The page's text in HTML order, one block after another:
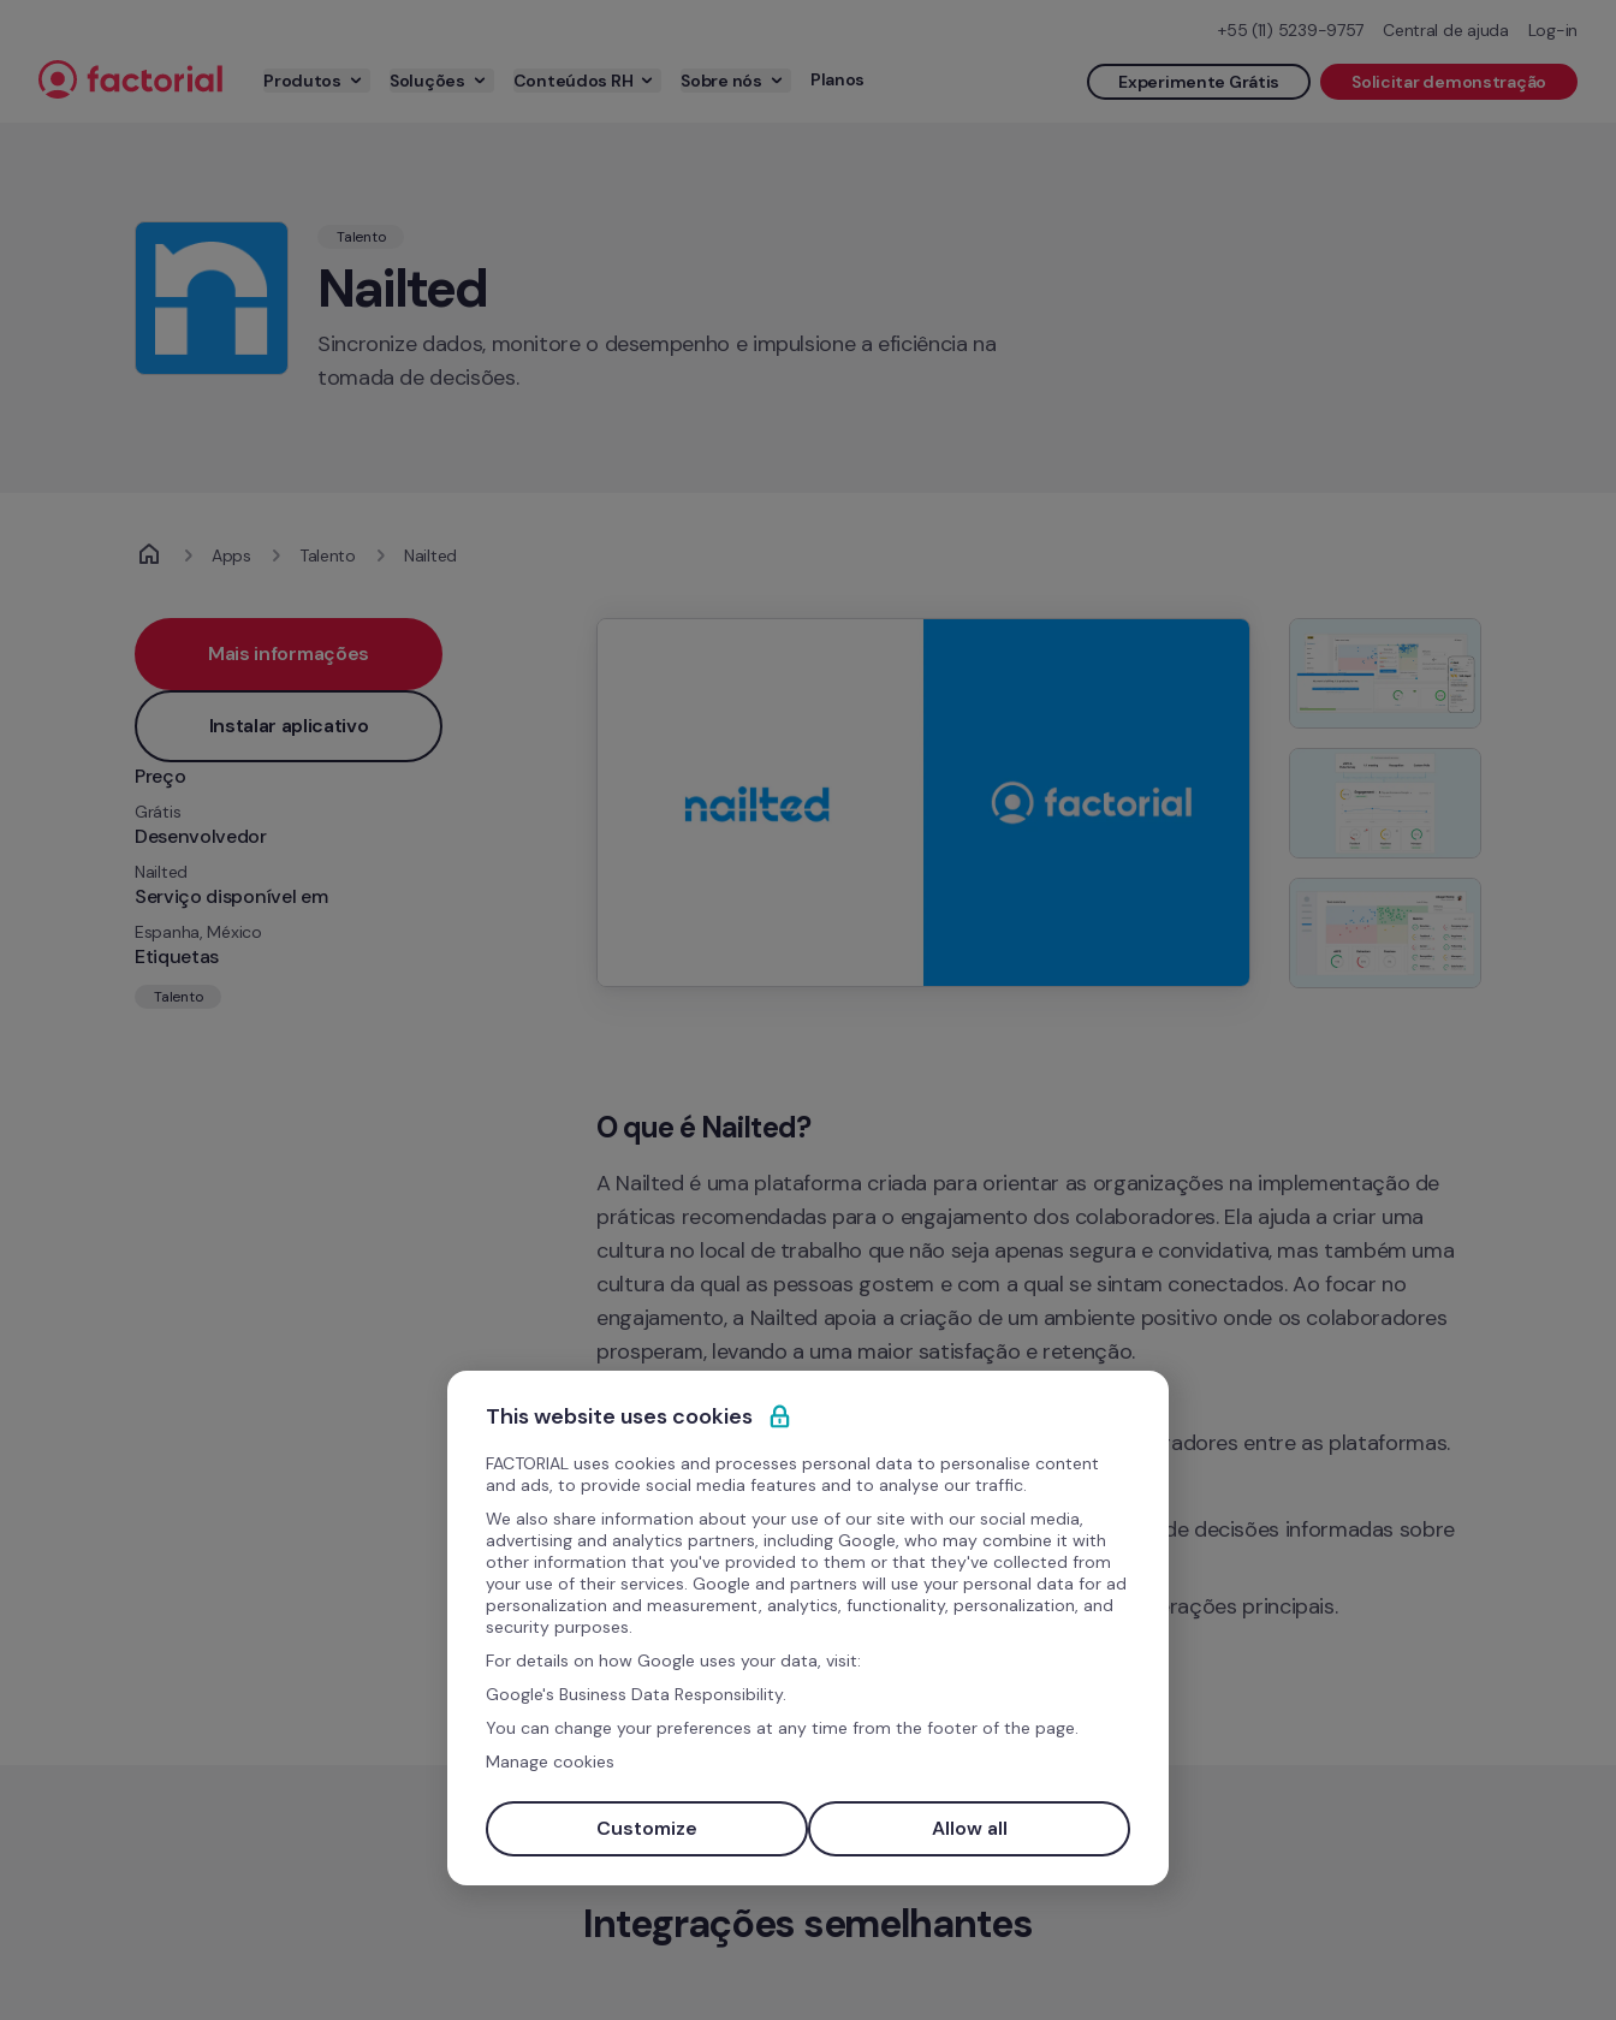
+55 (11) 5239-9757 Central de ajuda Log-in
Produtos Soluções Conteúdos RH Sobre nós Planos Experimente Grátis Solicitar demonstração
Talento
Nailted
Sincronize dados, monitore o desempenho e impulsione a eficiência na
tomada de decisões.
Apps Talento Nailted
Mais informações
Instalar aplicativo
Preço
Grátis
Desenvolvedor
Nailted
Serviço disponível em
Espanha, México
Etiquetas
Talento
O que é Nailted?
A Nailted é uma plataforma criada para orientar as organizações na implementação de
práticas recomendadas para o engajamento dos colaboradores. Ela ajuda a criar uma
cultura no local de trabalho que não seja apenas segura e convidativa, mas também uma
cultura da qual as pessoas gostem e com a qual se sintam conectados. Ao focar no
engajamento, a Nailted apoia a criação de um ambiente positivo onde os colaboradores
prosperam, levando a uma maior satisfação e retenção.
Sincroniza automaticamente as informações dos colaboradores entre as plataformas.
Simplifica a gestão dos dados dos colaboradores.
Monitora o desempenho das pessoas para uma tomada de decisões informadas sobre
promoções e incentivos.
Melhora a produtividade geral, permitindo o foco nas operações principais.
Integrações semelhantes
This website uses cookies
FACTORIAL uses cookies and processes personal data to personalise content
and ads, to provide social media features and to analyse our traffic.
We also share information about your use of our site with our social media,
advertising and analytics partners, including Google, who may combine it with
other information that you've provided to them or that they've collected from
your use of their services. Google and partners will use your personal data for ad
personalization and measurement, analytics, functionality, personalization, and
security purposes.
For details on how Google uses your data, visit:
Google's Business Data Responsibility.
You can change your preferences at any time from the footer of the page.
Manage cookies
Customize Allow all